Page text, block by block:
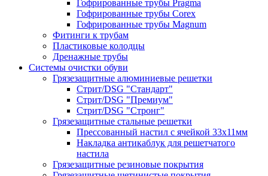
Гофрированные трубы Pragma
Гофрированные трубы Corex
Гофрированные трубы Magnum
Фитинги к трубам
Пластиковые колодцы
Дренажные трубы
Системы очистки обуви
Грязезащитные алюминиевые решетки
Стрит/DSG "Стандарт"
Стрит/DSG "Премиум"
Стрит/DSG "Стронг"
Грязезащитные стальные решетки
Прессованный настил с ячейкой 33х11мм
Накладка антикаблук для решетчатого
настила
Грязезащитные резиновые покрытия